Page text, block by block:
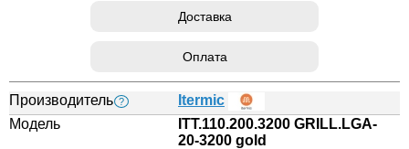
Доставка
Оплата
Производитель ?
Itermic
Модель
ITT.110.200.3200 GRILL.LGA-
20-3200 gold